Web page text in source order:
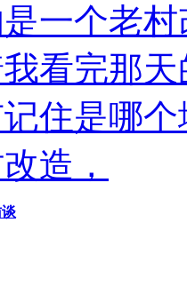
一个老
看完那
住是哪
造，